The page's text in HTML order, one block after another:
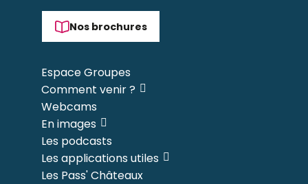
Nos brochures
Espace Groupes
Comment venir ?
Webcams
En images
Les podcasts
Les applications utiles
Les Pass' Châteaux